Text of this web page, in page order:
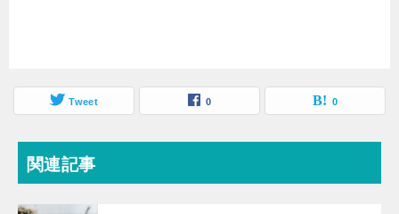
Tweet 0 0
関連記事